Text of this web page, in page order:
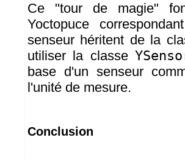
Ce "tour de magie"
Yoctopuce
senseur héritent de la
utiliser la classe
base d'un senseur
l'unité de mesure.
Conclusion